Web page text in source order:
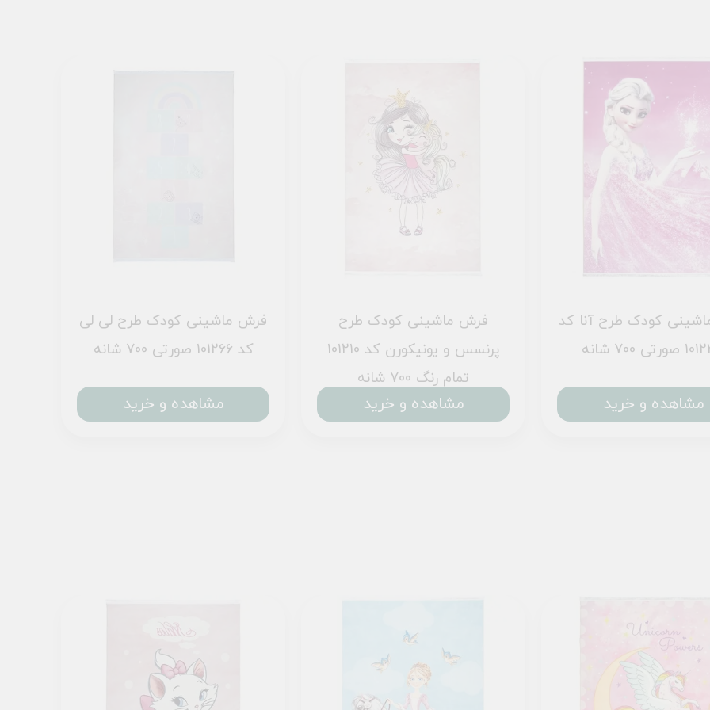
فرش ماشینی کودک طرح لی لی
کد 101266 صورتی 700 شانه
مشاهده و خرید
فرش ماشینی کودک طرح
پرنسس و یونیکورن کد 101210
تمام رنگ 700 شانه
مشاهده و خرید
کودک طرح آنا کد
700 شانه
مشاهده و خرید